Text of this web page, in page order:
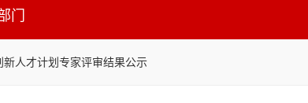
门
人才计划专家评审结果公示